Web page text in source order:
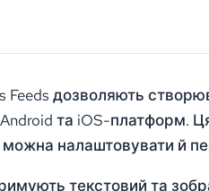
Feeds дозволяють
та iOS-платформ.
можна налаштовувати й
текстовий та